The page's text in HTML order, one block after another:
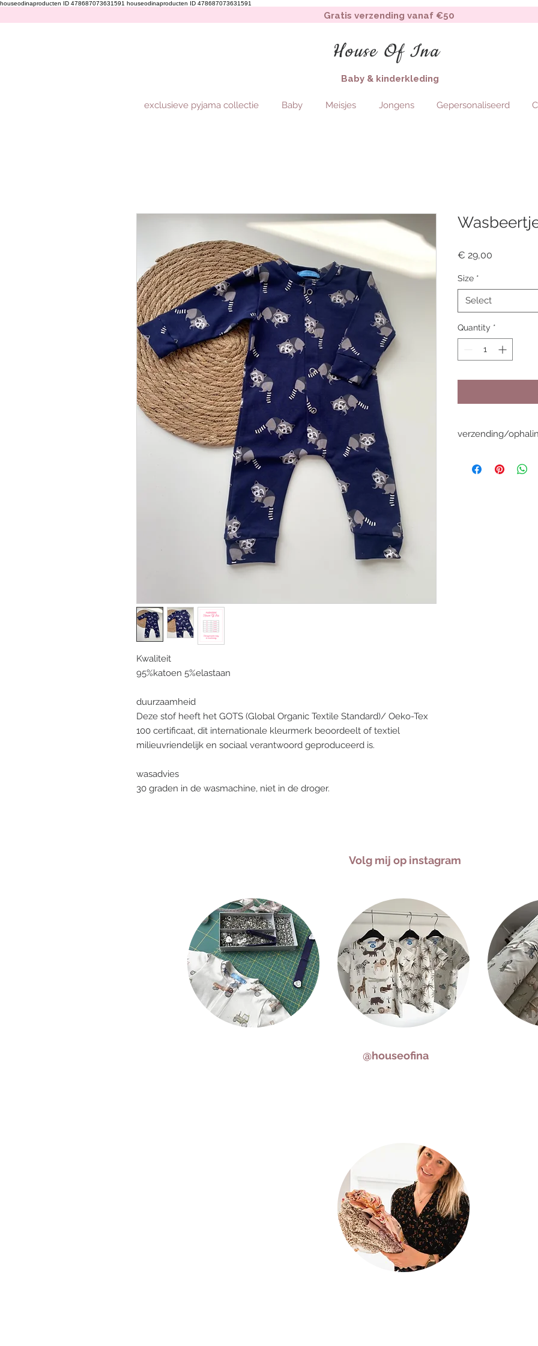
houseodinaproducten ID 478687073631591 houseodinaproducten ID 478687073631591
Gratis verzending vanaf €50
House Of Ina
Baby & kinderkleding
exclusieve pyjama collectie Baby Meisjes Jongens Gepersonaliseerd
Kwaliteit
95%katoen 5%elastaan
duurzaamheid
Deze stof heeft het GOTS (Global Organic Textile Standard)/ Oeko-Tex
100 certificaat, dit internationale kleurmerk beoordeelt of textiel
milieuvriendelijk en sociaal verantwoord geproduceerd is.
wasadvies
30 graden in de wasmachine, niet in de droger.
€ 29,00
Size *
Select
Quantity *
verzending/
WERKdagen, deze
Volg mij op instagram
@houseofina